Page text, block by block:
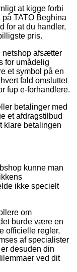
at kigge forbi
TATO Beghina
for at du handler,
pris.
netshop afsætter
for umådelig
et symbol på en
fald omsluttet
fup e-forhandlere.
betalinger med
et afdragstilbud
klare betalingen
kunne man
ikke specielt
om
burde være en
officielle regler,
af specialister
desuden din
ved dit